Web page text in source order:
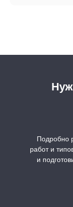
Подробно
работ и
и